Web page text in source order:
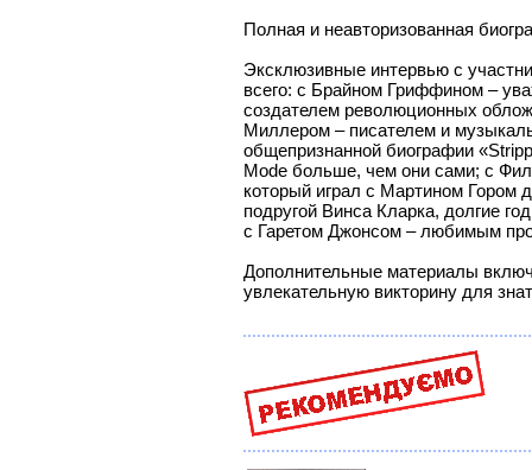
Полная и неавторизованная
Эксклюзивные интервью с
всего: с Брайном Гриффином –
создателем революционных
Миллером – писателем и
общепризнанной биографии
Mode больше, чем они сами; с
который играл с Мартином
подругой Винса Кларка, долгие
с Гаретом Джонсом – любимым
Дополнительные материалы
увлекательную викторину для